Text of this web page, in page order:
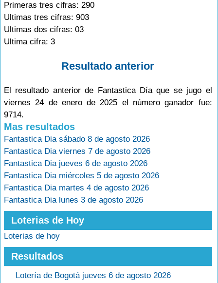
Primeras tres cifras: 290
Ultimas tres cifras: 903
Ultimas dos cifras: 03
Ultima cifra: 3
Resultado anterior
El resultado anterior de Fantastica Día que se jugo el
viernes 24 de enero de 2025 el número ganador fue:
9714.
Mas resultados
Fantastica Dia sábado 8 de agosto 2026
Fantastica Dia viernes 7 de agosto 2026
Fantastica Dia jueves 6 de agosto 2026
Fantastica Dia miércoles 5 de agosto 2026
Fantastica Dia martes 4 de agosto 2026
Fantastica Dia lunes 3 de agosto 2026
Loterias de Hoy
Loterias de hoy
Resultados
Lotería de Bogotá jueves 6 de agosto 2026